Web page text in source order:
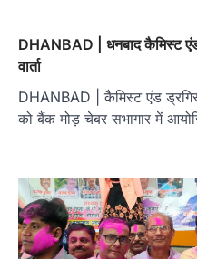
DHANBAD | धनबाद कैमिस्ट
वार्ता
DHANBAD | कैमिस्ट एंड
को बैंक मोड़ चेबर सभागार में